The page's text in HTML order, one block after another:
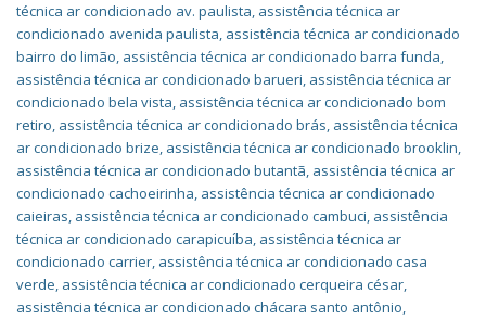
técnica ar condicionado av. paulista, assistência técnica ar
condicionado avenida paulista, assistência técnica ar condicionado
bairro do limão, assistência técnica ar condicionado barra funda,
assistência técnica ar condicionado barueri, assistência técnica ar
condicionado bela vista, assistência técnica ar condicionado bom
retiro, assistência técnica ar condicionado brás, assistência técnica
ar condicionado brize, assistência técnica ar condicionado brooklin,
assistência técnica ar condicionado butantã, assistência técnica ar
condicionado cachoeirinha, assistência técnica ar condicionado
caieiras, assistência técnica ar condicionado cambuci, assistência
técnica ar condicionado carapicuíba, assistência técnica ar
condicionado carrier, assistência técnica ar condicionado casa
verde, assistência técnica ar condicionado cerqueira césar,
assistência técnica ar condicionado chácara santo antônio,